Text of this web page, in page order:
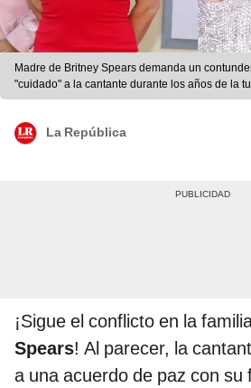
Madre de Britney Spears demanda un
"cuidado" a la cantante durante los años de la
Page Six/ Billboard
La República
¡Sigue el conflicto en la
Spears! Al parecer, la
a una acuerdo de paz con su